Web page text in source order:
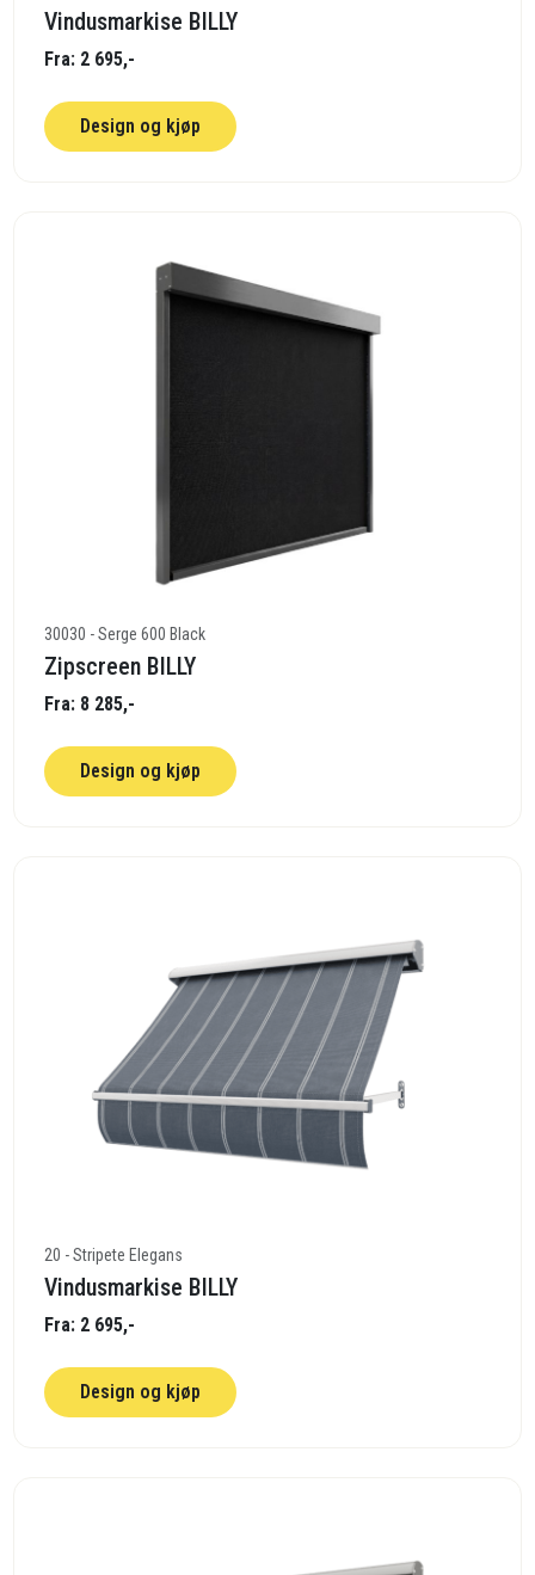
Vindusmarkise BILLY
Fra: 2 695,-
Design og kjøp
30030 - Serge 600 Black
Zipscreen BILLY
Fra: 8 285,-
Design og kjøp
20 - Stripete Elegans
Vindusmarkise BILLY
Fra: 2 695,-
Design og kjøp